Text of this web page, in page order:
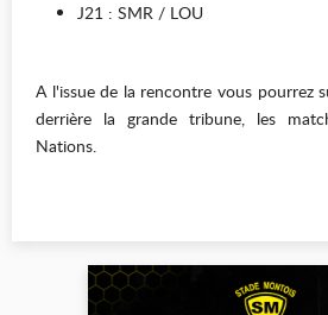
J21 : SMR / LOU
A l'issue de la rencontre vous pourrez
derrière la grande tribune, les
Nations.